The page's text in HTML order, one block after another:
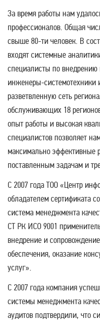
За время работы нам
профессионалов. Общая
свыше 80-ти человек. В
входят системные
специалисты по
инженеры-системотехники
разветвленную сеть
обслуживающих 18
опыт работы и высокая
специалистов позволяет
максимально эффективные
поставленным задачам и
С 2007 года ТОО «Центр
обладателем сертификата
система менеджмента
СТ РК ИСО 9001
внедрение и
обеспечения, оказание
услуг».
С 2007 года компания
системы менеджмента
аудитов подтвердили, что